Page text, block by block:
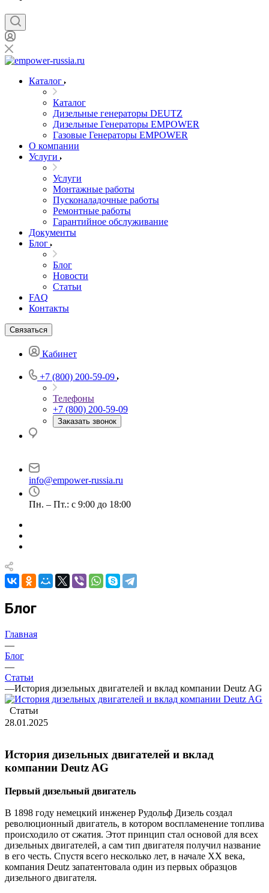
Каталог
Каталог
Дизельные генераторы DEUTZ
Дизельные Генераторы EMPOWER
Газовые Генераторы EMPOWER
О компании
Услуги
Услуги
Монтажные работы
Пусконаладочные работы
Ремонтные работы
Гарантийное обслуживание
Документы
Блог
Блог
Новости
Статьи
FAQ
Контакты
Связаться
Кабинет
+7 (800) 200-59-09
Телефоны
+7 (800) 200-59-09
Заказать звонок
info@empower-russia.ru
Пн. – Пт.: с 9:00 до 18:00
Блог
Главная
—
Блог
—
Статьи
—История дизельных двигателей и вклад компании Deutz AG
Статьи
28.01.2025
История дизельных двигателей и вклад
компании Deutz AG
Первый дизельный двигатель
В 1898 году немецкий инженер Рудольф Дизель создал
революционный двигатель, в котором воспламенение топлива
происходило от сжатия. Этот принцип стал основой для всех
дизельных двигателей, а сам тип двигателя получил название
в его честь. Спустя всего несколько лет, в начале XX века,
компания Deutz запатентовала один из первых образцов
дизельного двигателя.